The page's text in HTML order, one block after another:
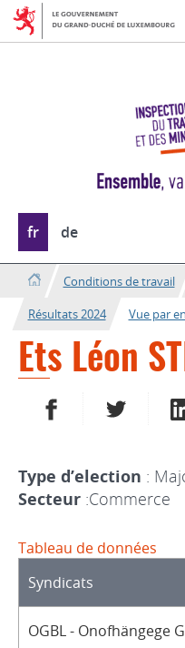
Aller
Aller
au
Changer
de
langue
fr de
Conditions de travail
Résultats 2024
Vue par
Ets Léon
PARTAGER SUR
Type d’election :
Secteur :Commerce
Tableau de données
Syndicats
OGBL - Onofhängege